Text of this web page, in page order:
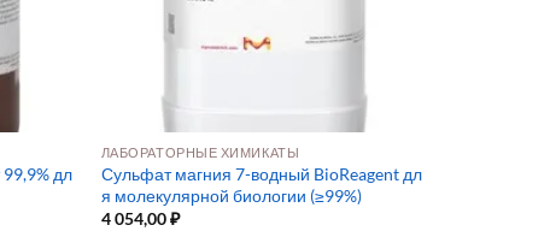
99,9% дл
ЛАБОРАТОРНЫЕ ХИМИКАТЫ
Сульфат магния 7-водный BioReagent дл
я молекулярной биологии (≥99%)
4 054,00₽